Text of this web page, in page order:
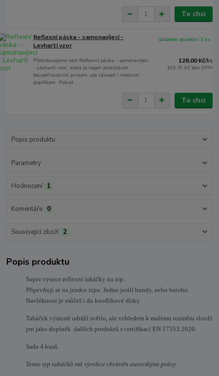
To chci
Reflexní páska - samonavíjecí -
Levhartí vzor
Představujeme vám Reflexní pásku - samonavíjecí
- Levhartí vzor, která je nejen praktickým
bezpečnostním prvkem, ale zároveň i módním
doplňkem. Pokud ...
128,00 Kč/ks
105,79 Kč bez DPH
Skladem poslední 3 ks
To chci
Popis produktu
Parametry
Hodnocení 1
Komentáře 0
Související zboží 2
Popis produktu
Super vysoce reflexní taháčky na zip.
Připevňují se na jezdce zipu. Jedno jestli bundy, nebo batohu.
Navléknout je můžeš i do knoflíkové dírky.
Taháček výrazně odráží světlo, ale vzhledem k malému rozměru slouží
jen jako doplněk dalších produktů s certifikací EN 17353:2020.
Sada 4 kusů.
Tento typ taháčků má výrobce chráněn autorskými právy.